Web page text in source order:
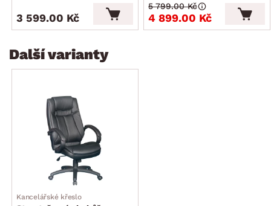
3 599.00 Kč 4 899.00 Kč
5 799.00 Kč
Další varianty
Kancelářské křeslo